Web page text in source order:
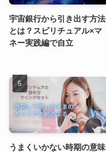
宇宙銀行から引き出す方法
とは？スピリチュアル×マ
ネー実践編で自立
うまくいかない時期の意味